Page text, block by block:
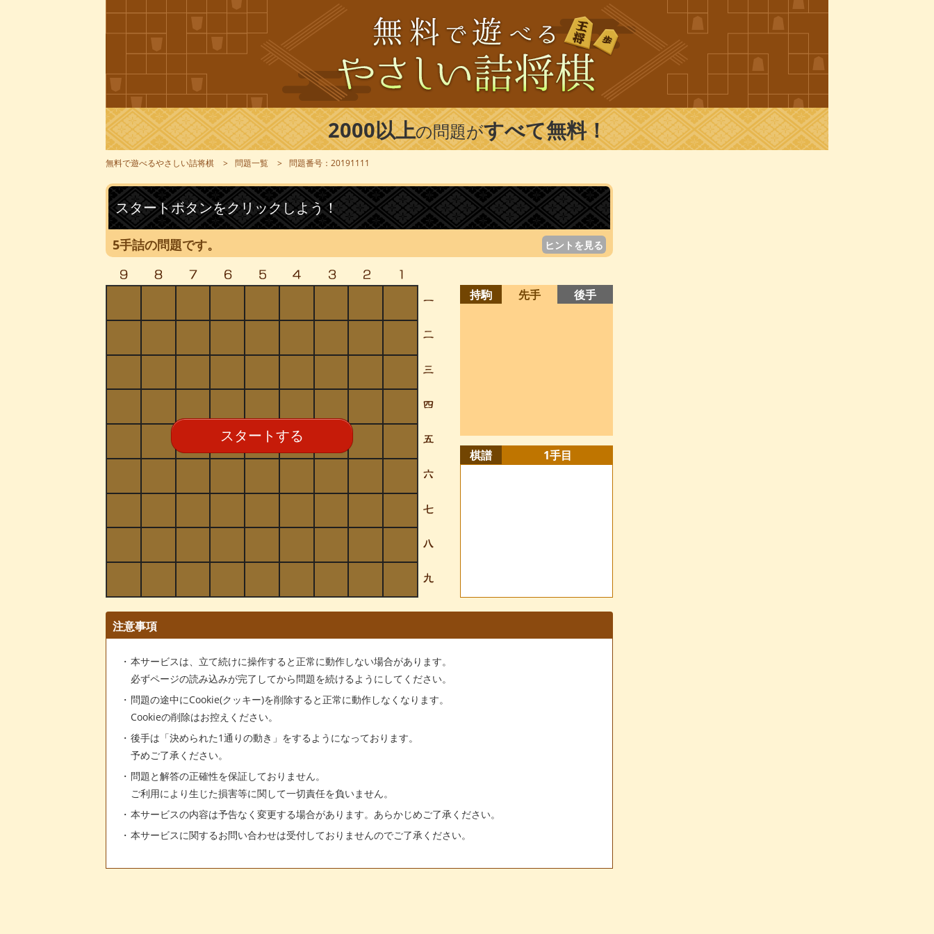
2000以上の問題がすべて無料！
無料で遊べるやさしい詰将棋 問題一覧 問題番号：20191111
スタートボタンをクリックしよう！
5手詰の問題です。 ヒントを見る
スタートする
持駒 先手 後手
棋譜 1手目
注意事項
本サービスは、立て続けに操作すると正常に動作しない場合があります。
必ずページの読み込みが完了してから問題を続けるようにしてください。
問題の途中にCookie(クッキー)を削除すると正常に動作しなくなります。
Cookieの削除はお控えください。
後手は「決められた1通りの動き」をするようになっております。
予めご了承ください。
問題と解答の正確性を保証しておりません。
ご利用により生じた損害等に関して一切責任を負いません。
本サービスの内容は予告なく変更する場合があります。あらかじめご了承ください。
本サービスに関するお問い合わせは受付しておりませんのでご了承ください。